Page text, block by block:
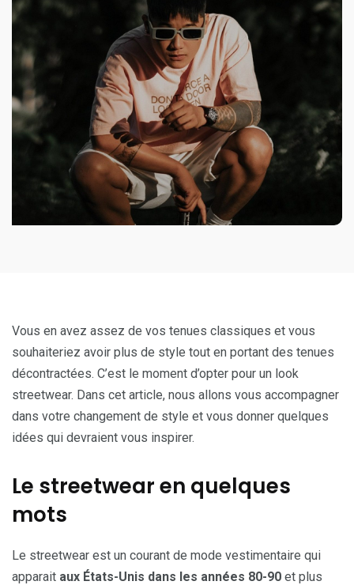
Vous en avez assez de vos tenues classiques et vous
souhaiteriez avoir plus de style tout en portant des tenues
décontractées. C’est le moment d’opter pour un look
streetwear. Dans cet article, nous allons vous accompagner
dans votre changement de style et vous donner quelques
idées qui devraient vous inspirer.
Le streetwear en quelques
mots
Le streetwear est un courant de mode vestimentaire qui
apparait aux États-Unis dans les années 80-90 et plus